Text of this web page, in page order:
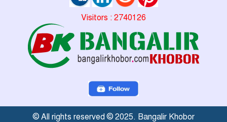
Visitors : 2740126
© All rights reserved © 2025. Bangalir Khobor